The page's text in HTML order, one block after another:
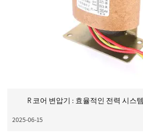
R 코어 변압기 : 효율적인 전력 시스
2025-06-15